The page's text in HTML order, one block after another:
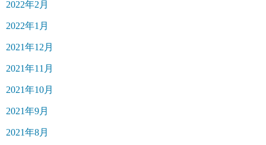
2022年2月
2022年1月
2021年12月
2021年11月
2021年10月
2021年9月
2021年8月